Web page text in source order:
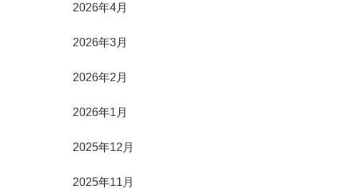
2026年4月
2026年3月
2026年2月
2026年1月
2025年12月
2025年11月